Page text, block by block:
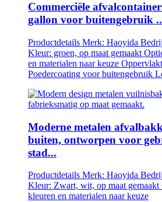
Commerciële
gallon voor buitengebruik
Productdetails Merk: Haoyida
Kleur: groen, op maat gemaakt
en materialen naar keuze
Poedercoating voor buitengebruik
Moderne metalen
buiten, ontworpen voor
stad...
Productdetails Merk: Haoyida
Kleur: Zwart, wit, op maat
kleuren en materialen naar keuze